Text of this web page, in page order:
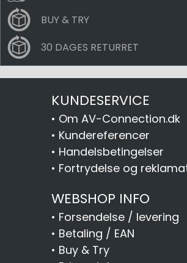
BUY & TRY
30 DAGES RETURRET
KUNDESERVICE
• Om AV-Connection.dk
• Kundereferencer
• Handelsbetingelser
• Fortrydelse og
WEBSHOP INFO
• Forsendelse / levering
• Betaling / EAN
• Buy & Try